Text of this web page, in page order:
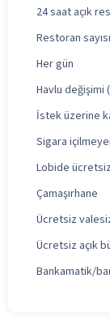
24 saat açık
Restoran
Her gün
Havlu değişimi
İstek üzerine
Sigara
Lobide
Çamaşırhane
Ücretsiz
Ücretsiz açık
Bankamatik/